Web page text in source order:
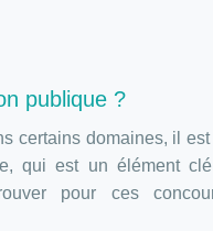
publique ?
certains domaines, il
qui est un élément
pour ces